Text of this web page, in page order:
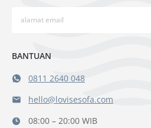
BANTUAN
0811 2640 048
hello@lovisesofa.com
08:00 – 20:00 WIB